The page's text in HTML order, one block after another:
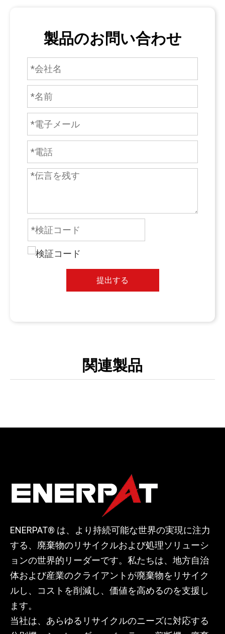
製品のお問い合わせ
提出する
関連製品
ENERPAT® は、より持続可能な世界の実現に注力
する、廃棄物のリサイクルおよび処理ソリューシ
ョンの世界的リーダーです。私たちは、地方自治
体および産業のクライアントが廃棄物をリサイク
ルし、コストを削減し、価値を高めるのを支援し
ます。
当社は、あらゆるリサイクルのニーズに対応する